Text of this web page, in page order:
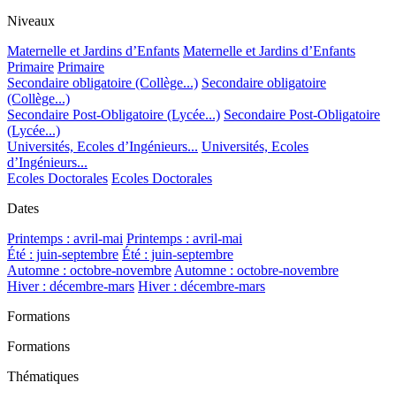
Niveaux
Maternelle et Jardins d’Enfants Maternelle et Jardins d’Enfants
Primaire Primaire
Secondaire obligatoire (Collège...) Secondaire obligatoire
(Collège...)
Secondaire Post-Obligatoire (Lycée...) Secondaire Post-Obligatoire
(Lycée...)
Universités, Ecoles d’Ingénieurs... Universités, Ecoles
d’Ingénieurs...
Ecoles Doctorales Ecoles Doctorales
Dates
Printemps : avril-mai Printemps : avril-mai
Été : juin-septembre Été : juin-septembre
Automne : octobre-novembreAutomne : octobre-novembre
Hiver : décembre-mars Hiver : décembre-mars
Formations
Formations
Thématiques